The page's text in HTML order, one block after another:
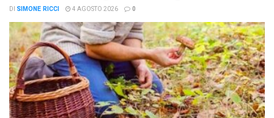
DI SIMONE RICCI 4 AGOSTO 2026 0